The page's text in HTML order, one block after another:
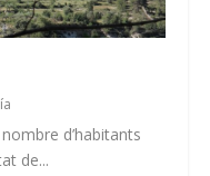
d’habitants
de...